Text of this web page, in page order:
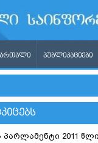
ᲞᲣᲑᲚᲘᲙᲐᲪᲘᲔᲑᲘ
პარლამენტი 2011